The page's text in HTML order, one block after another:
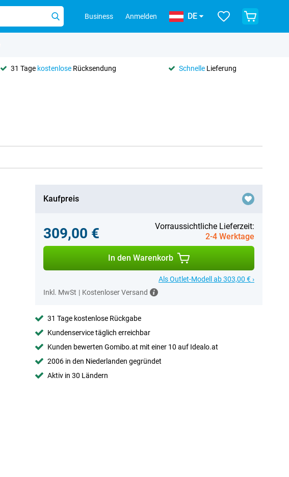
Business Anmelden DE
31 Tage kostenloseRücksendung SchnelleLieferung
Kaufpreis
309,00 €
Vorraussichtliche Lieferzeit:
2-4 Werktage
In den Warenkorb
Als Outlet-Modell ab 303,00 € ›
Inkl. MwSt | Kostenloser Versand
31 Tage kostenlose Rückgabe
Kundenservice täglich erreichbar
Kunden bewerten Gomibo.at mit einer 10 auf Idealo.at
2006 in den Niederlanden gegründet
Aktiv in 30 Ländern